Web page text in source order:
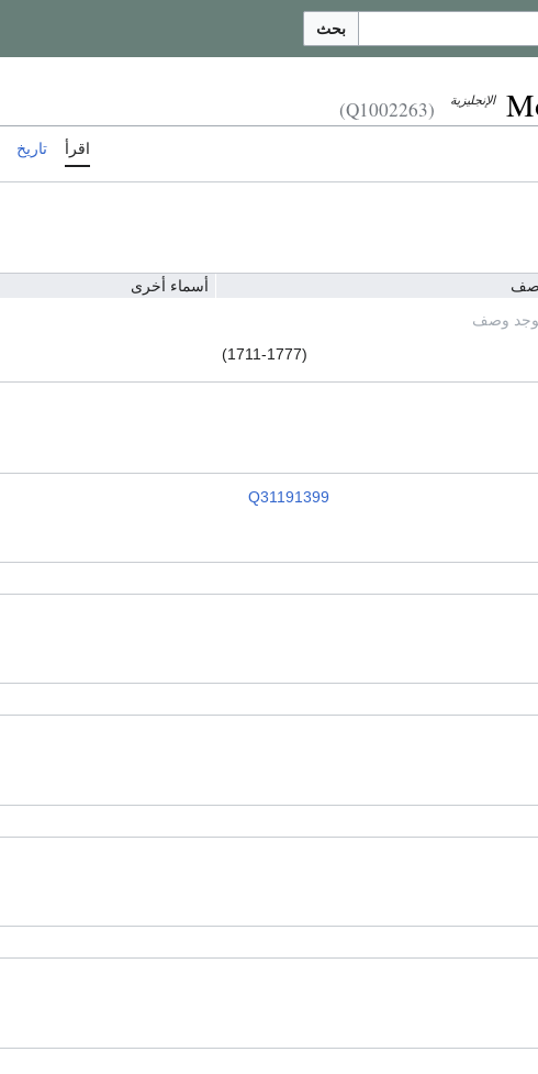
بحث
الإنجليزية (Q1002263)
اقرأ تاريخ
أسماء أخرى
يوجد وصف
(1711-1777)
Q31191399